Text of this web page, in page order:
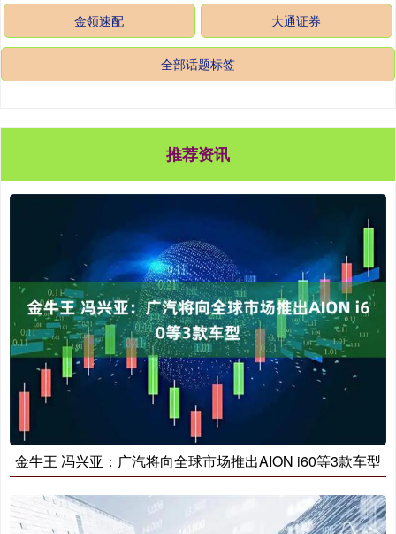
金领速配 大通证券
全部话题标签
推荐资讯
金牛王 冯兴亚：广汽将向全球市场推出AION i60等3款车型